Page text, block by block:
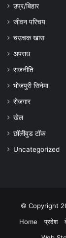
उप्र/बिहार
जीवन परिचय
चउचक खास
अपराध
राजनीति
भोजपुरी सिनेमा
रोजगार
खेल
छॉलीवुड टॉक
Uncategorized
© Copyright
Home
प्रदेश